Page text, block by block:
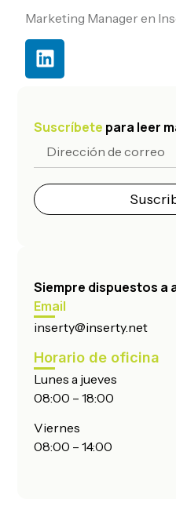
Marketing Manager en
Suscríbete para leer
Siempre dispuestos a
Email
inserty@inserty.net
Horario de oficina
Lunes a jueves
08:00 – 18:00
Viernes
08:00 – 14:00